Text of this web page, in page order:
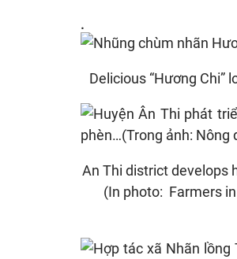
.
Delicious “Hương
An Thi district develops
(In photo: Farmers